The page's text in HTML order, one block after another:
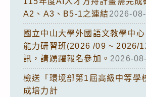
A2、A3、B5-1之連結2026-
國立中山大學外國語文教學中
能力研習班(2026 /09 ~ 2026/
訊，請踴躍報名參加。 2026-
檢送「環境部第1屆高級中等學
成培力計